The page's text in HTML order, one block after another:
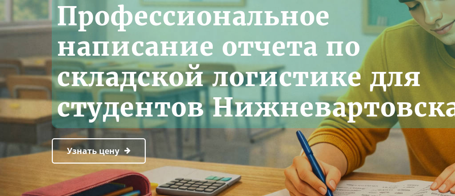
Профессиональное
написание отчета по
складской логистике для
студентов
Узнать цену